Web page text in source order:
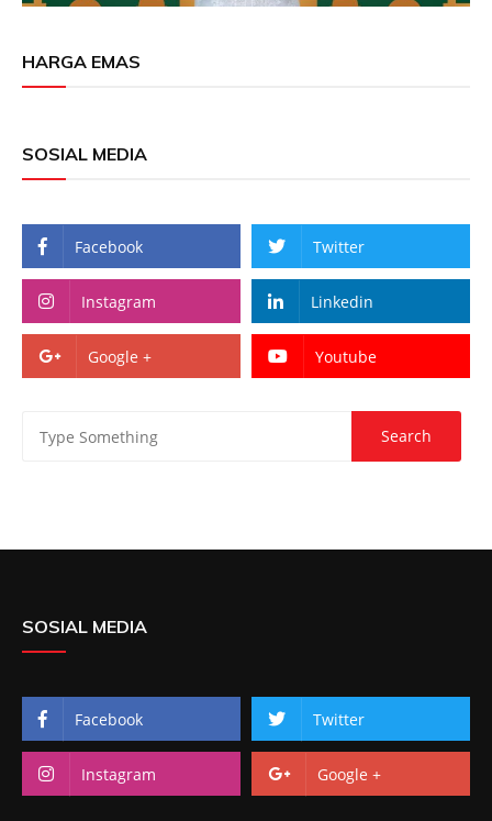
HARGA EMAS
SOSIAL MEDIA
Facebook Twitter
Instagram Linkedin
Google + Youtube
SOSIAL MEDIA
Facebook Twitter
Instagram Google +